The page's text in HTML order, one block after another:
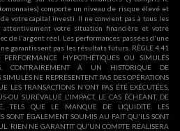
comporte un niveau de risque élevé et
votre capital investi. Il ne convient pas à tous les
attentivement votre situation financière et votre
de l'argent réel. Les performances passées d'une
garantissent pas les résultats futurs. RÈGLE 4.41
HYPOTHÉTIQUES OU SIMULÉS
CONTRAIREMENT À UN HISTORIQUE DE
NE REPRÉSENTENT PAS DES OPÉRATIONS
LES TRANSACTIONS N'ONT PAS ÉTÉ EXÉCUTÉES,
OU SURÉVALUÉ L'IMPACT, LE CAS ÉCHÉANT, DE
TELS QUE LE MANQUE DE LIQUIDITÉ. LES
SONT ÉGALEMENT SOUMIS AU FAIT QU'ILS SONT
RIEN NE GARANTIT QU'UN COMPTE RÉALISERA